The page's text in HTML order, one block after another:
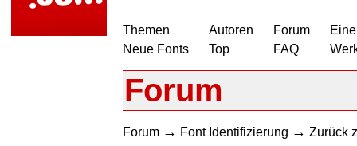
Themen
Neue Fonts
Autoren
Top
Forum
FAQ
Forum
Forum → Font Identifizierung → Zurück